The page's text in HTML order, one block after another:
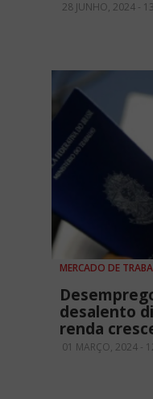
28 JUNHO, 2024 -
MERCADO DE
desalento
renda
01 MARÇO, 2024 -